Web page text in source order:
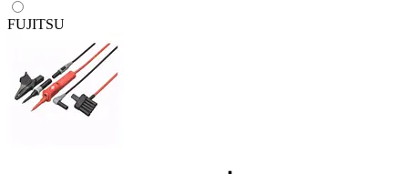
FUJITSU